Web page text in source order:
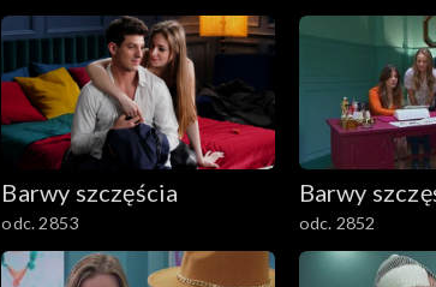
Barwy szczęścia
odc. 2853
Barwy
odc. 2852